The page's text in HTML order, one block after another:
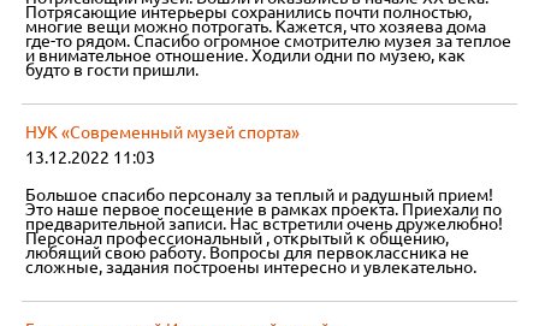
Потрясающие интерьеры сохранились почти полностью,
многие вещи можно потрогать. Кажется, что хозяева дома
где-то рядом. Спасибо огромное смотрителю музея за теплое
и внимательное отношение. Ходили одни по музею, как
будто в гости пришли.
НУК «Современный музей спорта»
13.12.2022 11:03
Большое спасибо персоналу за теплый и радушный прием!
Это наше первое посещение в рамках проекта. Приехали по
предварительной записи. Нас встретили очень дружелюбно!
Персонал профессиональный , открытый к общению,
любящий свою работу. Вопросы для первоклассника не
сложные, задания построены интересно и увлекательно.